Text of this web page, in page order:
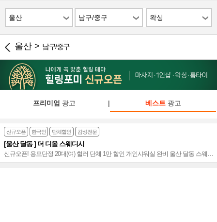
울산 남구/중구 왁싱
울산 > 남구/중구
프리미엄 광고 | 베스트광고
신규오픈 한국인 단체할인 감성전문
[울산 달동 ] 더 디올 스웨디시
신규오픈! 용모단정 20대(여) 힐러 단체 1만 할인 개인샤워실 완비 울산 달동 스웨디
시 전문~★